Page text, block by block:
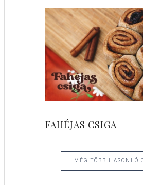
FAHÉJAS CSIGA
MÉG TÖBB HASONLÓ